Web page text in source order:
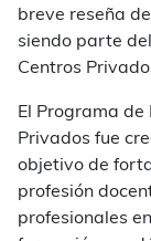
breve reseña
siendo parte
Centros
El Programa de
Privados fue
objetivo de
profesión
profesionales